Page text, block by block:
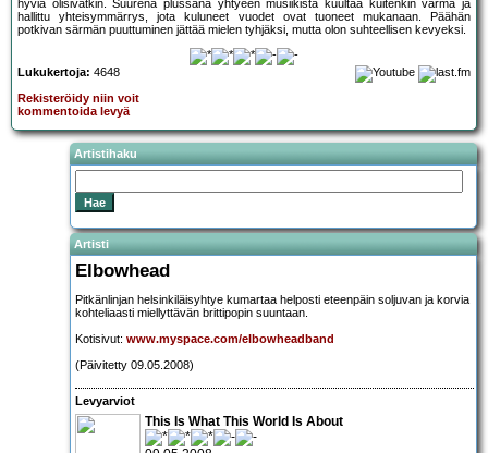
hyviä olisivatkin. Suurena plussana yhtyeen musiikista kuultaa kuitenkin varma ja
hallittu yhteisymmärrys, jota kuluneet vuodet ovat tuoneet mukanaan. Päähän
potkivan särmän puuttuminen jättää mielen tyhjäksi, mutta olon suhteellisen kevyeksi.
Lukukertoja: 4648
Rekisteröidy niin voit
kommentoida levyä
Artistihaku
Artisti
Elbowhead
Pitkänlinjan helsinkiläisyhtye kumartaa helposti eteenpäin soljuvan ja korvia
kohteliaasti miellyttävän brittipopin suuntaan.
Kotisivut: www.myspace.com/elbowheadband
(Päivitetty 09.05.2008)
Levyarviot
This Is What This World Is About